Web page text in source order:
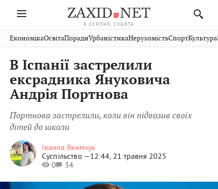
8 СЕРПНЯ, СУБОТА
Івано-
Франківськ
Тернопіль
Волинь
Закарпаття
Рівне
Шептицький
Стрий
Хмельницький
Вінниця
Публікації
Авто СловкоКультура
Кіно Дім
ФотоОсвітаНерухомість
Домашні
ЕкономікаОсвітаПорадиУрбаністикаНерухомістьСпортКультура
В Іспанії застрелили
ексрадника Януковича
Андрія Портнова
Портнова застрелили, коли він підвозив своїх
дітей до школи
Іванна Якимчук
Суспільство —12:44, 21 травня 2025
0
34